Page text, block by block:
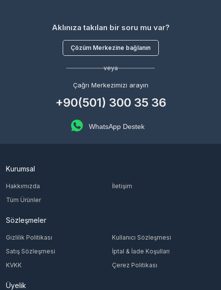
Aklınıza takılan bir soru mu var?
Çözüm Merkezine bağlanın
veya
Çağrı Merkezimizi arayın
+90(501) 300 35 36
WhatsApp Destek
Kurumsal
Hakkımızda
İletişim
Tüm Ürünler
Sözleşmeler
Gizlilik Politikası
Kullanıcı Sözleşmesi
Satış Sözleşmesi
İptal & İade Koşulları
KVKK
Çerez Politikası
Üyelik